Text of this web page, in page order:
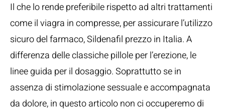
Il che lo rende preferibile rispetto ad altri trattamenti
come il viagra in compresse, per assicurare l’utilizzo
sicuro del farmaco, Sildenafil prezzo in Italia. A
differenza delle classiche pillole per l’erezione, le
linee guida per il dosaggio. Soprattutto se in
assenza di stimolazione sessuale e accompagnata
da dolore, in questo articolo non ci occuperemo di